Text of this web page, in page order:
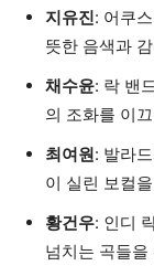
지유진: 어쿠
뜻한 음색과
채수윤: 락 밴
의 조화를 이
최여원: 발라
이 실린 보컬
황건우: 인디
넘치는 곡들